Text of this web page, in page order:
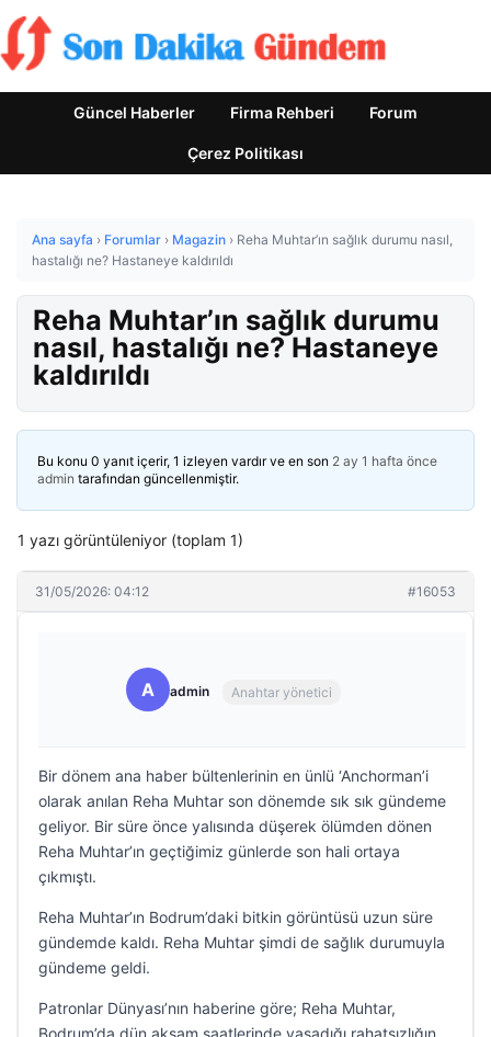
Güncel Haberler Firma Rehberi Forum
Çerez Politikası
Ana sayfa › Forumlar › Magazin › Reha Muhtar’ın sağlık durumu nasıl,
hastalığı ne? Hastaneye kaldırıldı
Reha Muhtar’ın sağlık durumu
nasıl, hastalığı ne? Hastaneye
kaldırıldı
Bu konu 0 yanıt içerir, 1 izleyen vardır ve en son 2 ay 1 hafta önce
admin tarafından güncellenmiştir.
1 yazı görüntüleniyor (toplam 1)
31/05/2026: 04:12 #16053
A admin Anahtar yönetici
Bir dönem ana haber bültenlerinin en ünlü ‘Anchorman’i
olarak anılan Reha Muhtar son dönemde sık sık gündeme
geliyor. Bir süre önce yalısında düşerek ölümden dönen
Reha Muhtar’ın geçtiğimiz günlerde son hali ortaya
çıkmıştı.
Reha Muhtar’ın Bodrum’daki bitkin görüntüsü uzun süre
gündemde kaldı. Reha Muhtar şimdi de sağlık durumuyla
gündeme geldi.
Patronlar Dünyası’nın haberine göre; Reha Muhtar,
Bodrum’da dün akşam saatlerinde yaşadığı rahatsızlığın